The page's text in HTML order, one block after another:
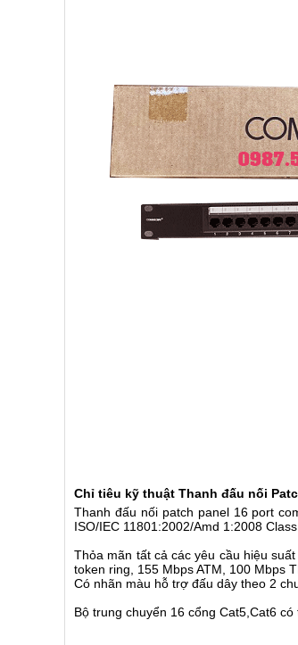
Chỉ tiêu kỹ thuật Thanh đấu nối
Thanh đấu nối patch panel 16 port
ISO/IEC 11801:2002/Amd 1:2008
Thỏa mãn tất cả các yêu cầu hiệu
token ring, 155 Mbps ATM, 100 Mbps
Có nhãn màu hỗ trợ đấu dây theo 2
Bộ trung chuyển 16 cổng Cat5,Cat6